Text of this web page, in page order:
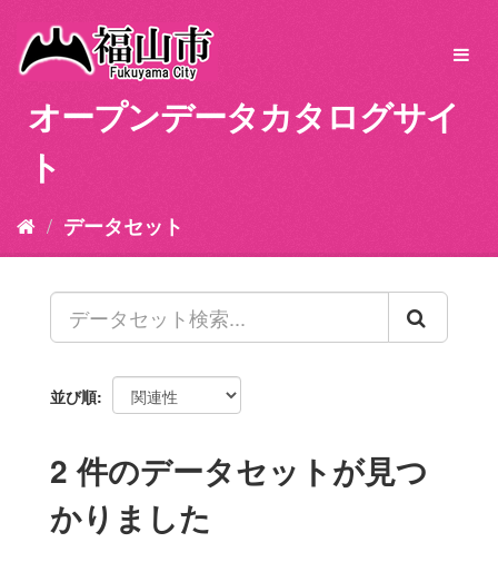
オープンデータカタログサイ
ト
データセット
並び順
2 件のデータセットが見つ
かりました